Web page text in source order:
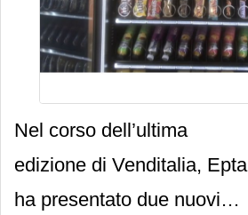
Nel corso dell’ultima
edizione di Venditalia, Epta
ha presentato due nuovi